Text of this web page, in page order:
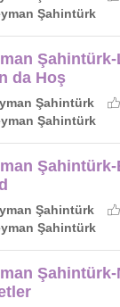
Şahintürk
da Hoş
Şahintürk
Şahintürk
Şahintürk-
Şahintürk
Şahintürk